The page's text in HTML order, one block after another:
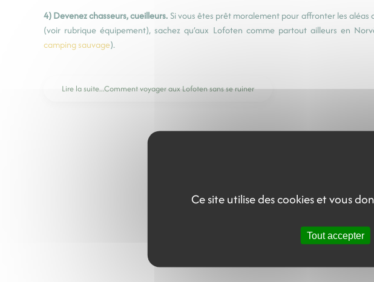
4) Devenez chasseurs, cueilleurs. Si vous êtes prêt moralement pour affronter les
(voir rubrique équipement), sachez qu’aux Lofoten comme partout ailleurs en
camping sauvage).
Lire la suite...Comment voyager aux Lofoten sans se ruiner
Ce site utilise des cookies et vous
Tout accepter